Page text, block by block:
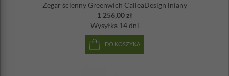
Zegar ścienny Greenwich CalleaDesign lniany
1 256,00 zł
Wysyłka 14 dni
DO KOSZYKA